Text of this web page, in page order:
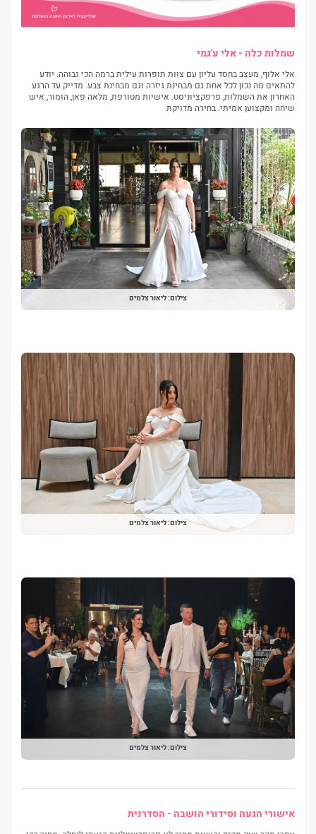
שמלות כלה - אלי ע'גמי
אלי אלוף, מעצב בחסד עליון עם צוות תופרות עילית ברמה הכי גבוהה. יודע
להתאים מה נכון לכל אחת גם מבחינת גיזרה וגם מבחינת צבע. מדייק עד הרגע
האחרון את השמלות, פרפקציוניסט. אישיות מטורפת, מלאה פאן, הומור, איש
שיחה ומקצוען אמיתי. בחירה מדויקת
צילום: ליאור צלמים
צילום: ליאור צלמים
צילום: ליאור צלמים
אישורי הגעה וסידורי הושבה - הסדרנית